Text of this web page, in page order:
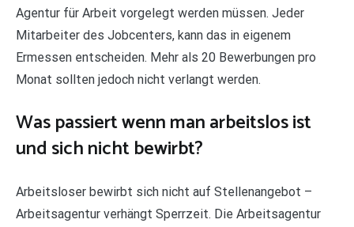
Agentur für Arbeit vorgelegt werden müssen. Jeder
Mitarbeiter des Jobcenters, kann das in eigenem
Ermessen entscheiden. Mehr als 20 Bewerbungen pro
Monat sollten jedoch nicht verlangt werden.
Was passiert wenn man arbeitslos ist
und sich nicht bewirbt?
Arbeitsloser bewirbt sich nicht auf Stellenangebot –
Arbeitsagentur verhängt Sperrzeit. Die Arbeitsagentur